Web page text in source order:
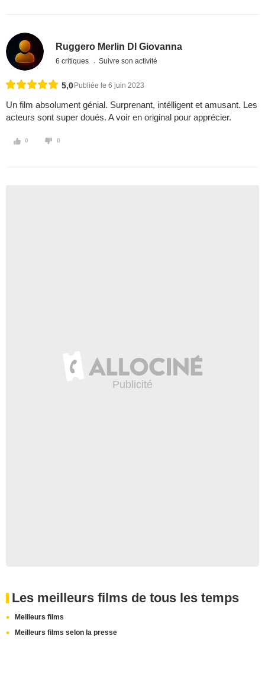
Ruggero Merlin DI Giovanna
6 critiques Suivre son activité
5,0 Publiée le 6 juin 2023
Un film absolument génial. Surprenant, intélligent et amusant. Les
acteurs sont super doués. A voir en original pour apprécier.
0 0
Les meilleurs films de tous les temps
Meilleurs films
Meilleurs films selon la presse